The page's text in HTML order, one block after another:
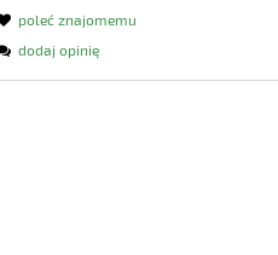
poleć znajomemu
dodaj opinię